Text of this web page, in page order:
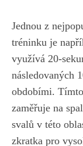
Jednou z
tréninku je
využívá 20-
následovaných
obdobími.
zaměřuje na‌
svalů v této
zkratka pro